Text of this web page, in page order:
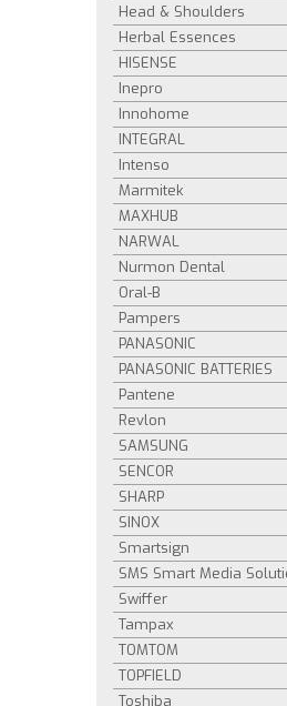
Head & Shoulders
Herbal Essences
HISENSE
Inepro
Innohome
INTEGRAL
Intenso
Marmitek
MAXHUB
NARWAL
Nurmon Dental
Oral-B
Pampers
PANASONIC
PANASONIC BATTERIES
Pantene
Revlon
SAMSUNG
SENCOR
SHARP
SINOX
Smartsign
SMS Smart Media
Swiffer
Tampax
TOMTOM
TOPFIELD
Toshiba